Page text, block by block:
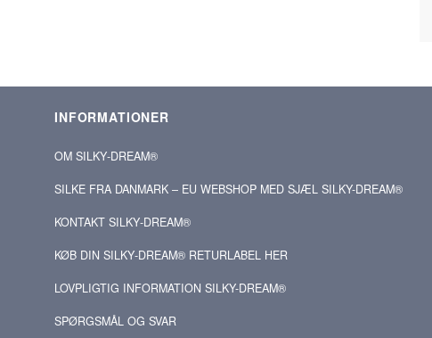
INFORMATIONER
OM SILKY‑DREAM®
SILKE FRA DANMARK – EU WEBSHOP MED SJÆL SILKY-DREAM®
KONTAKT SILKY‑DREAM®
KØB DIN SILKY‑DREAM® RETURLABEL HER
LOVPLIGTIG INFORMATION SILKY-DREAM®
SPØRGSMÅL OG SVAR